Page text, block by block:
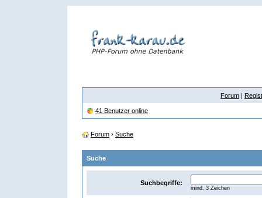
Forum |
41 Benutzer online
Forum › Suche
Suche
Suchbegriffe:
mind. 3 Zeichen